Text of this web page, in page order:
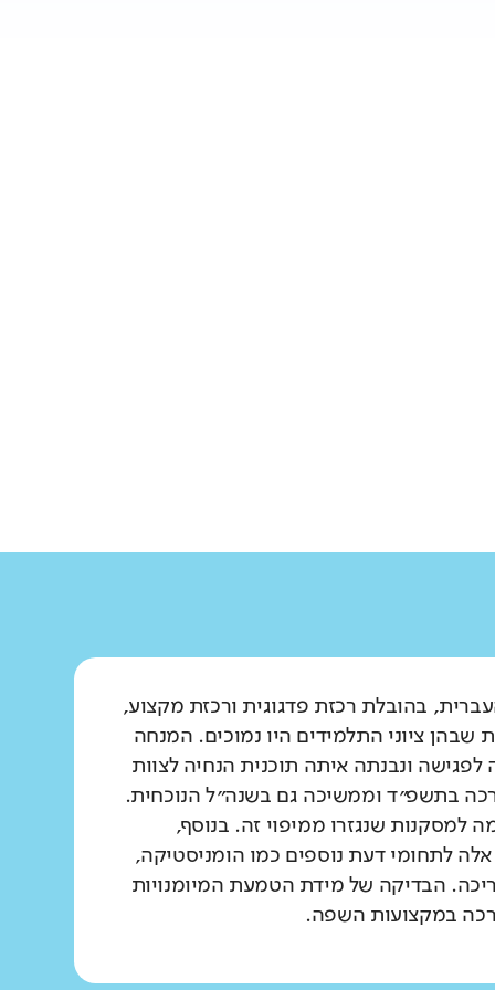
בהובלת רכזת פדגוגית ורכזת מקצוע,
ציוני התלמידים היו נמוכים. המנחה
ונבנתה איתה תוכנית הנחיה לצוות
בתשפ״ד וממשיכה גם בשנה״ל הנוכחית.
למסקנות שנגזרו ממיפוי זה. בנוסף,
לתחומי דעת נוספים כמו הומניסטיקה,
הבדיקה של מידת הטמעת המיומנויות
במקצועות השפה.